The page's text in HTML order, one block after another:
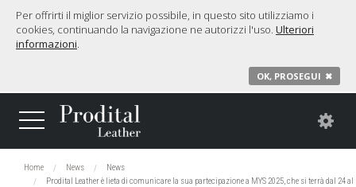
Per offrirti il miglior servizio possibile, in questo sito utilizziamo i
cookies, continuando la navigazione ne autorizzi l'uso. Ulteriori
informazioni.
OK, PROSEGUI ✖
Home News
News
Prodital Leather è lieta di comunicare la sua partecipazione a MYS 2025, che si terrà dal 24 al